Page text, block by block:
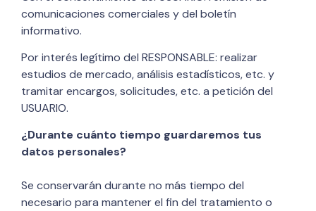
comunicaciones comerciales y del boletín
informativo.
Por interés legítimo del RESPONSABLE: realizar
estudios de mercado, análisis estadísticos, etc. y
tramitar encargos, solicitudes, etc. a petición del
USUARIO.
¿Durante cuánto tiempo guardaremos tus
datos personales?
Se conservarán durante no más tiempo del
necesario para mantener el fin del tratamiento o